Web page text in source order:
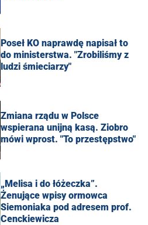
Poseł KO naprawdę napisał to
do ministerstwa. "Zrobiliśmy z
ludzi śmieciarzy"
Zmiana rządu w Polsce
wspierana unijną kasą. Ziobro
mówi wprost. "To przestępstwo"
„Melisa i do łóżeczka”.
Żenujące wpisy ormowca
Siemoniaka pod adresem prof.
Cenckiewicza